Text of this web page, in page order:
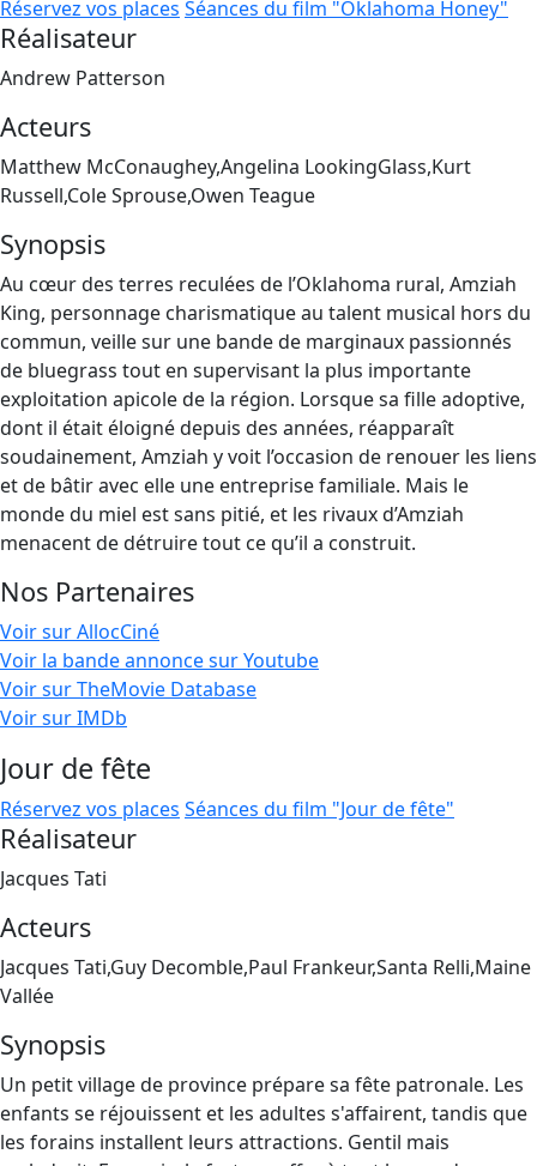
Réservez vos places Séances du film "Oklahoma Honey"
Réalisateur
Andrew Patterson
Acteurs
Matthew McConaughey,Angelina LookingGlass,Kurt
Russell,Cole Sprouse,Owen Teague
Synopsis
Au cœur des terres reculées de l’Oklahoma rural, Amziah
King, personnage charismatique au talent musical hors du
commun, veille sur une bande de marginaux passionnés
de bluegrass tout en supervisant la plus importante
exploitation apicole de la région. Lorsque sa fille adoptive,
dont il était éloigné depuis des années, réapparaît
soudainement, Amziah y voit l’occasion de renouer les liens
et de bâtir avec elle une entreprise familiale. Mais le
monde du miel est sans pitié, et les rivaux d’Amziah
menacent de détruire tout ce qu’il a construit.
Nos Partenaires
Voir sur AllocCiné
Voir la bande annonce sur Youtube
Voir sur TheMovie Database
Voir sur IMDb
Jour de fête
Réservez vos places Séances du film "Jour de fête"
Réalisateur
Jacques Tati
Acteurs
Jacques Tati,Guy Decomble,Paul Frankeur,Santa Relli,Maine
Vallée
Synopsis
Un petit village de province prépare sa fête patronale. Les
enfants se réjouissent et les adultes s'affairent, tandis que
les forains installent leurs attractions. Gentil mais